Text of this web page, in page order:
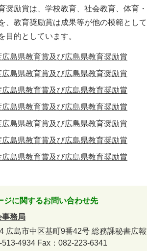
奨励賞は、学校教育、社会教育、体育
、教育奨励賞は成果等が他の模範とし
目的としています。
島県教育賞及び広島県教育奨励賞
島県教育賞及び広島県教育奨励賞
島県教育賞及び広島県教育奨励賞
島県教育賞及び広島県教育奨励賞
島県教育賞及び広島県教育奨励賞
島県教育賞及び広島県教育奨励賞
島県教育賞及び広島県教育奨励賞
ジに関するお問い合わせ先
事務局
広島市中区基町9番42号 総務課秘書広
513-4934 Fax：082-223-6341